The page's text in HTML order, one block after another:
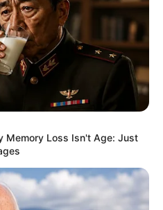
Memory Loss Isn't Age: Just